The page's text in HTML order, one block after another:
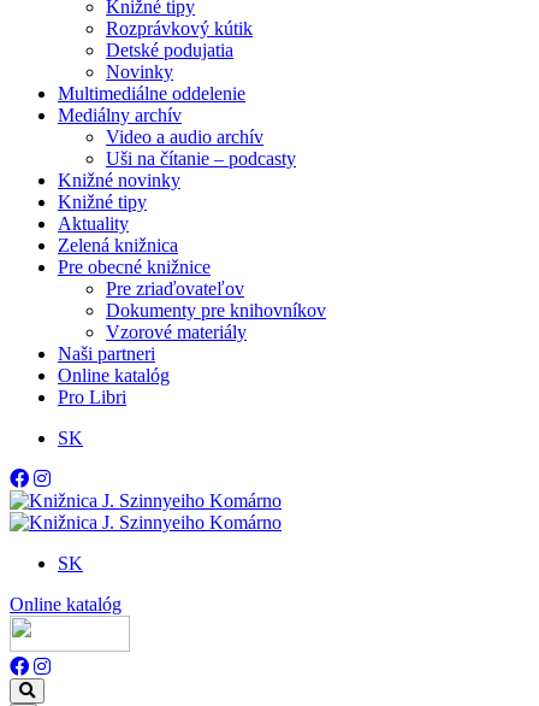
Knižné tipy
Rozprávkový kútik
Detské podujatia
Novinky
Multimediálne oddelenie
Mediálny archív
Video a audio archív
Uši na čítanie – podcasty
Knižné novinky
Knižné tipy
Aktuality
Zelená knižnica
Pre obecné knižnice
Pre zriaďovateľov
Dokumenty pre knihovníkov
Vzorové materiály
Naši partneri
Online katalóg
Pro Libri
SK
SK
Online katalóg